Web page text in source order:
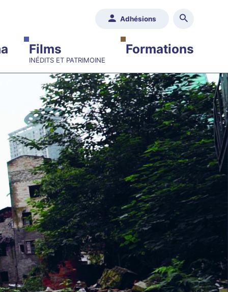
Adhésions
Films Formations